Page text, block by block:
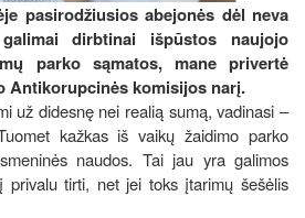
pasirodžiusios abejonės dėl neva
dirbtinai išpūstos naujojo
parko sąmatos, mane privertė
Antikorupcinės komisijos narį.
už didesnę nei realią sumą, vadinasi –
kažkas iš vaikų žaidimo parko
naudos. Tai jau yra galimos
privalu tirti, net jei toks įtarimų šešėlis